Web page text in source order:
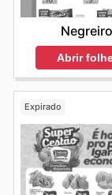
Abrir
Expirado